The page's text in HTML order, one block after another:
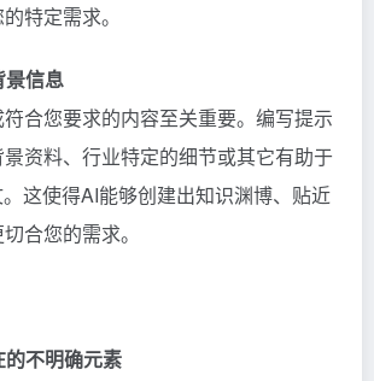
特定需求。
景信息
合您要求的内容至关重要。编写提示
资料、行业特定的细节或其它有助于
这使得AI能够创建出知识渊博、贴近
合您的需求。
不明确元素